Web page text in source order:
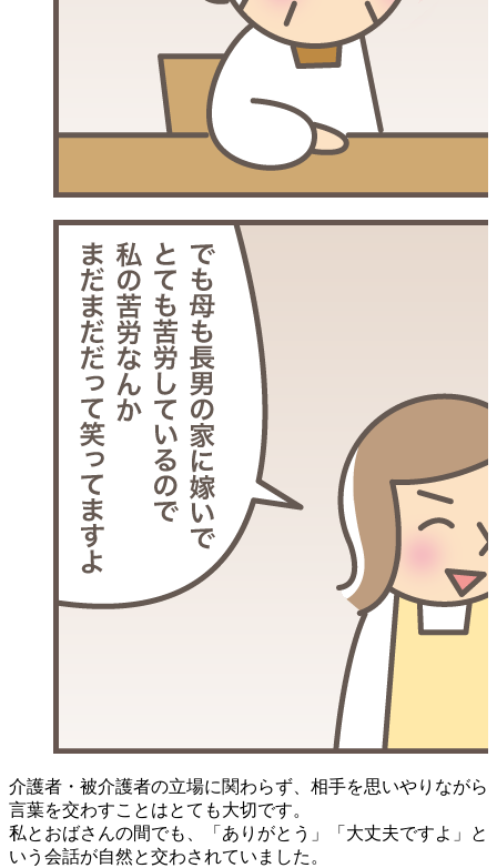
介護者・被介護者の立場に関わらず、相手を思いやりながら
言葉を交わすことはとても大切です。
私とおばさんの間でも、「ありがとう」「大丈夫ですよ」と
いう会話が自然と交わされていました。